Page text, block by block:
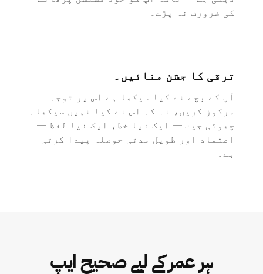
کی ضرورت نہ پڑے۔
ترقی کا جشن منائیں۔
آپ کے بچے نے کیا سیکھا ہے اس پر توجہ
مرکوز کریں، نہ کہ اس نے کیا نہیں سیکھا۔
چھوٹی جیت — ایک نیا خط، ایک نیا لفظ —
اعتماد اور طویل مدتی حوصلہ پیدا کرتی
ہے۔
ہر عمر کے لیے صحیح ایپ